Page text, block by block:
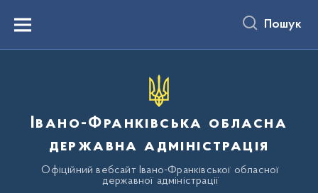
вмістуMenu Пошук
Івано-Франківська обласна
державна адміністрація
Офіційний вебсайт Івано-Франківської обласної
державної адміністрації